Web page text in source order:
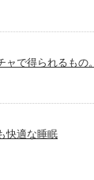
ャで得られるもの。
快適な睡眠